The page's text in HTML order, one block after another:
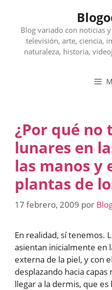
contenidoBlog variado con noticias
televisión, arte, ciencia,
naturaleza, historia,
¿Por qué no
lunares en
las manos y
plantas de
17 febrero, 2009 por
En realidad, sí tenemos.
asientan inicialmente en
externa de la piel, y con
desplazando hacia
llegar a la dermis, que